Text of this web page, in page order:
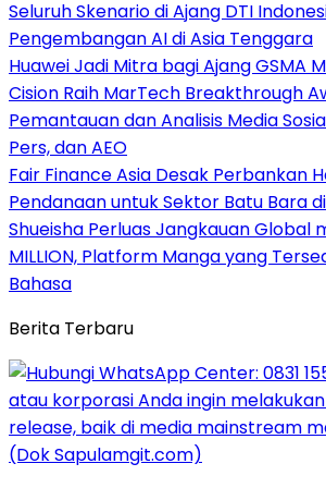
Seluruh Skenario di Ajang DTI
Pengembangan AI di Asia Tenggara
Huawei Jadi Mitra bagi Ajang GSMA
Cision Raih MarTech Breakthrough
Pemantauan dan Analisis Media
Pers, dan AEO
Fair Finance Asia Desak Perbankan
Pendanaan untuk Sektor Batu Bara di
Shueisha Perluas Jangkauan Global
MILLION, Platform Manga yang
Bahasa
Berita Terbaru